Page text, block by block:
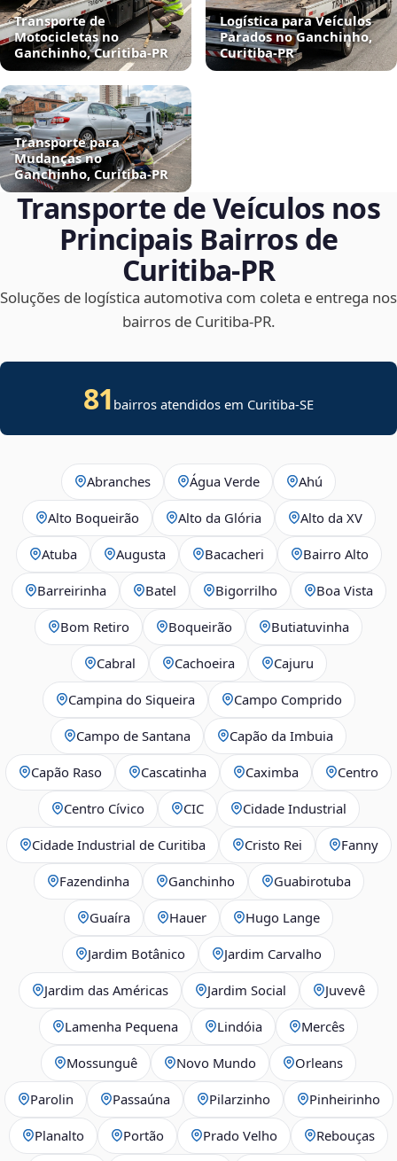
Transporte de
Motocicletas no
Ganchinho, Curitiba‑PR
Logística para Veículos
Parados no Ganchinho,
Curitiba‑PR
Transporte para
Mudanças no
Ganchinho, Curitiba‑PR
Transporte de Veículos nos
Principais Bairros de
Curitiba‑PR
Soluções de logística automotiva com coleta e entrega nos
bairros de Curitiba‑PR.
81 bairros atendidos em Curitiba-SE
Abranches Água Verde Ahú
Alto Boqueirão Alto da Glória Alto da XV
Atuba Augusta Bacacheri Bairro Alto
Barreirinha Batel Bigorrilho Boa Vista
Bom Retiro Boqueirão Butiatuvinha
Cabral Cachoeira Cajuru
Campina do Siqueira Campo Comprido
Campo de Santana Capão da Imbuia
Capão Raso Cascatinha Caximba Centro
Centro Cívico CIC Cidade Industrial
Cidade Industrial de Curitiba Cristo Rei Fanny
Fazendinha Ganchinho Guabirotuba
Guaíra Hauer Hugo Lange
Jardim Botânico Jardim Carvalho
Jardim das Américas Jardim Social Juvevê
Lamenha Pequena Lindóia Mercês
Mossunguê Novo Mundo Orleans
Parolin Passaúna Pilarzinho Pinheirinho
Planalto Portão Prado Velho Rebouças